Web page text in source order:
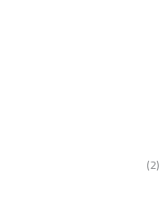
(2)